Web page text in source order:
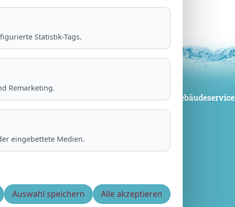
AMB Gebäudeservice
Referenzen
Über uns
Gebäudeservice
Statistik-Tags.
Remarketing.
eingebettete Medien.
Auswahl speichern Alle akzeptieren